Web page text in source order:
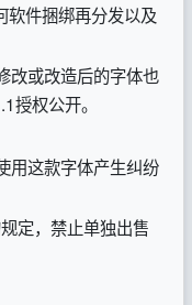
软件捆绑再分发以及
改或改造后的字体也
授权公开。
用这款字体产生纠纷
定，禁止单独出售